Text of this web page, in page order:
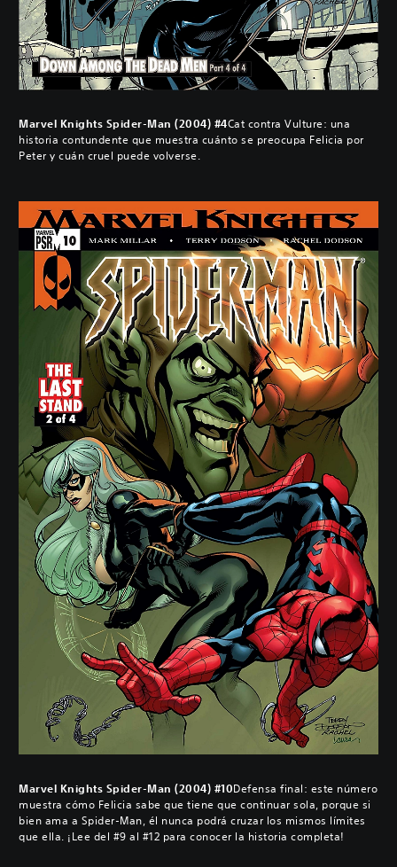
Marvel Knights Spider-Man (2004) #4Cat contra Vulture: una
historia contundente que muestra cuánto se preocupa Felicia por
Peter y cuán cruel puede volverse.
Marvel Knights Spider-Man (2004) #10Defensa final: este número
muestra cómo Felicia sabe que tiene que continuar sola, porque si
bien ama a Spider-Man, él nunca podrá cruzar los mismos límites
que ella. ¡Lee del #9 al #12 para conocer la historia completa!